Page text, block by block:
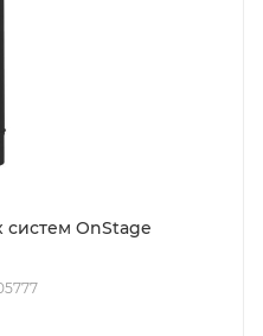
систем OnStage